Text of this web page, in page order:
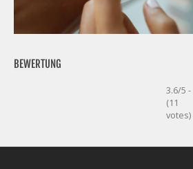
BEWERTUNG
3.6/5 -
(11
votes)